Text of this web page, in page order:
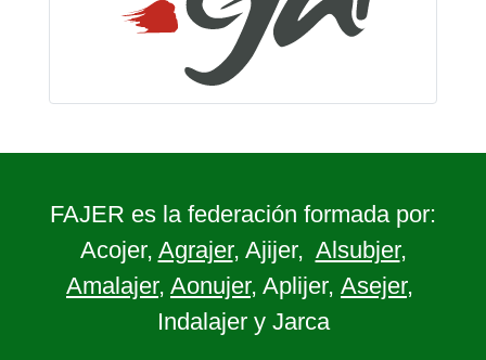
FAJER es la federación formada por:
Acojer, Agrajer, Ajijer, Alsubjer,
Amalajer, Aonujer, Aplijer, Asejer,
Indalajer y Jarca